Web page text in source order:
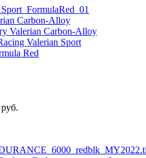
Valerian Sport
Red
руб.